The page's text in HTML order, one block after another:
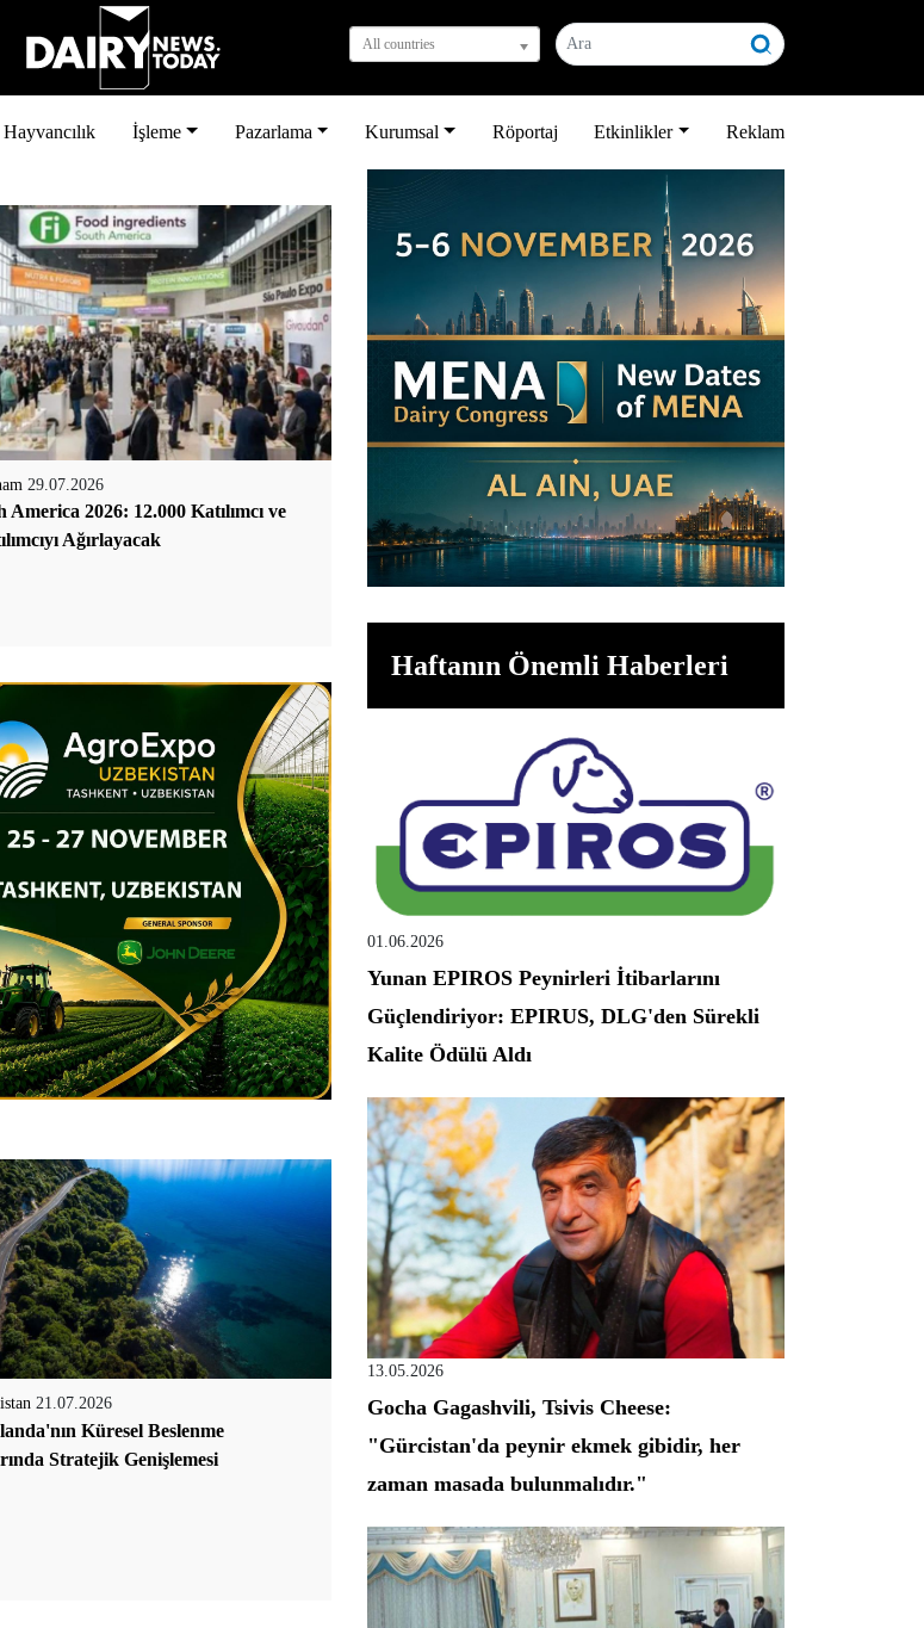
All countries
Hayvancılık İşleme Pazarlama Kurumsal Röportaj Etkinlikler Reklam
29.07.2026
America 2026: 12.000 Katılımcı ve
Ağırlayacak
21.07.2026
Küresel Beslenme
Stratejik Genişlemesi
Haftanın Önemli Haberleri
01.06.2026
Yunan EPIROS Peynirleri İtibarlarını
Güçlendiriyor: EPIRUS, DLG'den Sürekli
Kalite Ödülü Aldı
13.05.2026
Gocha Gagashvili, Tsivis Cheese:
"Gürcistan'da peynir ekmek gibidir, her
zaman masada bulunmalıdır."